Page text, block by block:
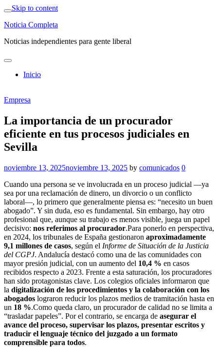
Skip to content
Noticia Completa
Noticias independientes para gente liberal
Inicio
Empresa
La importancia de un procurador
eficiente en tus procesos judiciales en
Sevilla
noviembre 13, 2025noviembre 13, 2025 by comunicados 0
Cuando una persona se ve involucrada en un proceso judicial —ya
sea por una reclamación de dinero, un divorcio o un conflicto
laboral—, lo primero que generalmente piensa es: “necesito un buen
abogado”. Y sin duda, eso es fundamental. Sin embargo, hay otro
profesional que, aunque su trabajo es menos visible, juega un papel
decisivo: nos referimos al procurador.Para ponerlo en perspectiva,
en 2024, los tribunales de España gestionaron aproximadamente
9,1 millones de casos, según el Informe de Situación de la Justicia
del CGPJ. Andalucía destacó como una de las comunidades con
mayor presión judicial, con un aumento del 10,4 % en casos
recibidos respecto a 2023. Frente a esta saturación, los procuradores
han sido protagonistas clave. Los colegios oficiales informaron que
la digitalización de los procedimientos y la colaboración con los
abogados lograron reducir los plazos medios de tramitación hasta en
un 18 %.Como queda claro, un procurador de calidad no se limita a
“trasladar papeles”. Por el contrario, se encarga de asegurar el
avance del proceso, supervisar los plazos, presentar escritos y
traducir el lenguaje técnico del juzgado a un formato
comprensible para todos.